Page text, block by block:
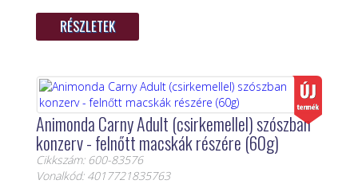
RÉSZLETEK
Animonda Carny Adult (csirkemellel) szószban
konzerv - felnőtt macskák részére (60g)
Cikkszám: 600-83576
Vonalkód: 4017721835763